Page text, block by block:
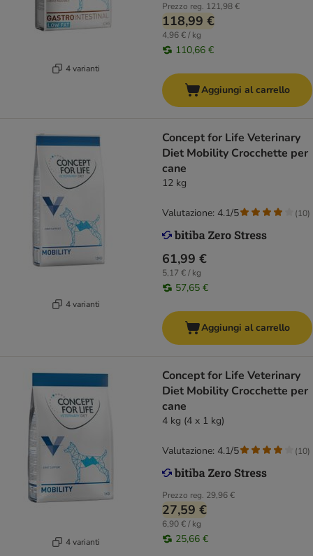
4 varianti
Prezzo reg. 121,98 €
118,99 €
4,96 € / kg
110,66 €
Aggiungi al carrello
4 varianti
Concept for Life Veterinary
Diet Mobility Crocchette per
cane
12 kg
61,99 €
5,17 € / kg
57,65 €
Valutazione: 4.1/5 (10)
Aggiungi al carrello
4 varianti
Concept for Life Veterinary
Diet Mobility Crocchette per
cane
4 kg (4 x 1 kg)
Prezzo reg. 29,96 €
27,59 €
6,90 € / kg
25,66 €
Valutazione: 4.1/5 (10)